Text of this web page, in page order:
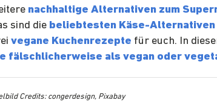
nachhaltige Alternativen zum
sind die beliebtesten Käse-Alternativen
vegane Kuchenrezepte für euch. In
fälschlicherweise als vegan oder
Credits: congerdesign, Pixabay